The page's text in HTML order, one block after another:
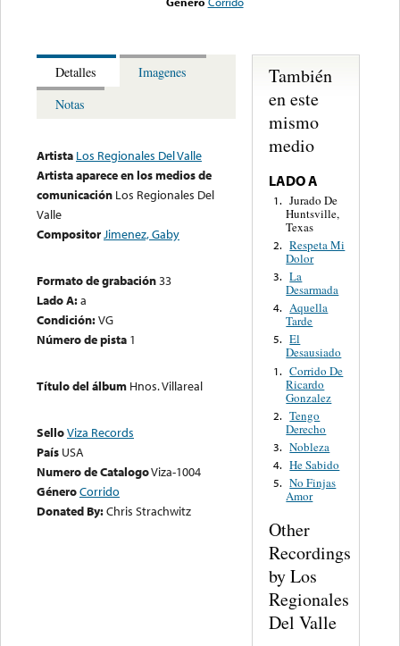
Detalles
Imagenes
Notas
Artista Los Regionales Del Valle
Artista aparece en los medios de
comunicación Los Regionales Del
Valle
CompositorJimenez, Gaby
Formato de grabación33
Lado A:a
Condición:VG
Número de pista 1
Título del álbum Hnos. Villareal
SelloViza Records
País USA
Numero de CatalogoViza-1004
GéneroCorrido
Donated By:Chris Strachwitz
También
en este
mismo
medio
LADO A
1. Jurado De
Huntsville,
Texas
2. Respeta Mi
Dolor
3. La
Desarmada
4. Aquella
Tarde
5. El
Desausiado
1. Corrido De
Ricardo
Gonzalez
2. Tengo
Derecho
3. Nobleza
4. He Sabido
5. No Finjas
Amor
Other
Recordings
by Los
Regionales
Del Valle